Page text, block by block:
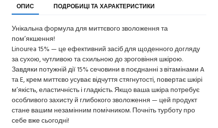
ОПИС ПОДРОБИЦІ ТА ХАРАКТЕРИСТИКИ
Унікальна формула для миттєвого зволоження та
пом’якшення!
Linourea 15% — це ефективний засіб для щоденного догляду
за сухою, чутливою та схильною до зроговіння шкірою.
Завдяки потужній дії 15% сечовини в поєднанні з вітамінами A
та E, крем миттєво усуває відчуття стягнутості, повертає шкірі
м’якість, еластичність і гладкість. Якщо ваша шкіра потребує
особливого захисту й глибокого зволоження — цей продукт
стане вашим незамінним помічником. Почніть турботу про
себе вже сьогодні!